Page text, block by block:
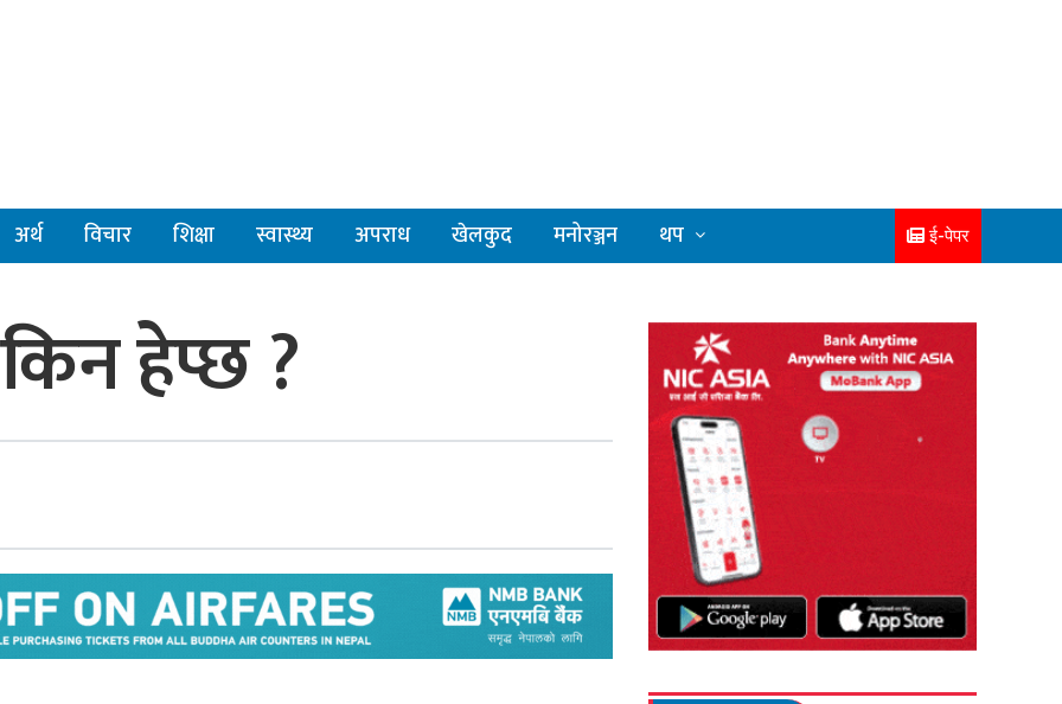
अर्थ विचार शिक्षा स्वास्थ्य अपराध खेलकुद मनोरञ्जन थप ई-पेपर
हेप्छ ?